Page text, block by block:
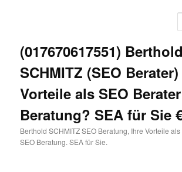
(017670617551) Berthold
SCHMITZ (SEO
Vorteile als SEO
Beratung? SEA für Sie
Berthold SCHMITZ SEO Beratung, Ihre Vorteile
SEO Beratung. SEA für Sie.